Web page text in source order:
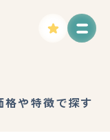
格や特徴で探す